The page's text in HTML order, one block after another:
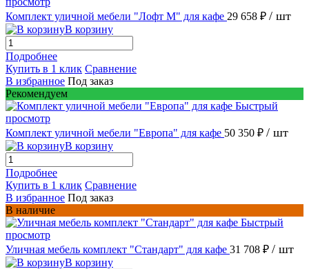
Комплект уличной мебели "Лофт М" для кафе 29 658 ₽ / шт
В корзину
Подробнее
Купить в 1 клик Сравнение
В избранное Под заказ
Рекомендуем
Быстрый
просмотр
Комплект уличной мебели "Европа" для кафе 50 350 ₽ / шт
В корзину
Подробнее
Купить в 1 клик Сравнение
В избранное Под заказ
В наличие
Быстрый
просмотр
Уличная мебель комплект "Стандарт" для кафе 31 708 ₽ / шт
В корзину